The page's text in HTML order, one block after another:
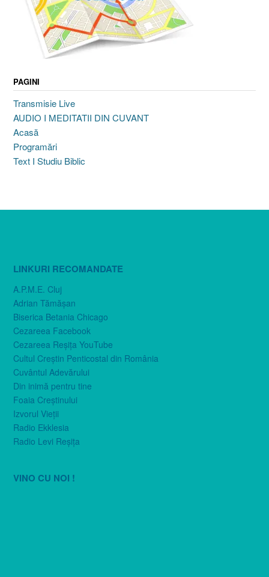
PAGINI
Transmisie Live
AUDIO I MEDITATII DIN CUVANT
Acasă
Programări
Text I Studiu Biblic
LINKURI RECOMANDATE
A.P.M.E. Cluj
Adrian Tămăşan
Biserica Betania Chicago
Cezareea Facebook
Cezareea Reşiţa YouTube
Cultul Creştin Penticostal din România
Cuvântul Adevărului
Din inimă pentru tine
Foaia Creştinului
Izvorul Vieţii
Radio Ekklesia
Radio Levi Reşiţa
VINO CU NOI !